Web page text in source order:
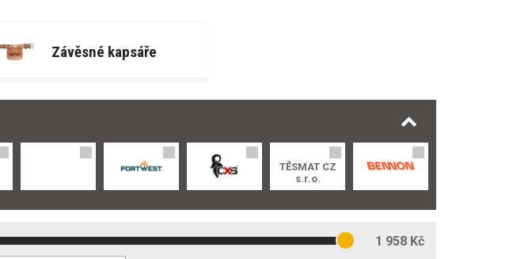
Závěsné kapsáře
TĚSMAT CZ
s.r.o.
1 958 Kč